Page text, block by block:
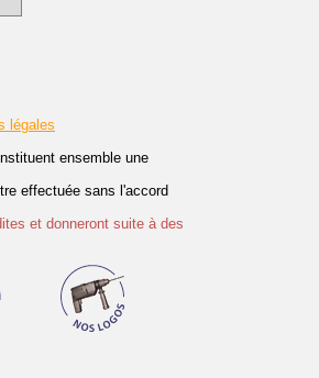
légales
ensemble une
effectuée sans l'accord
et donneront suite à des